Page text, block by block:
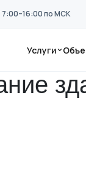
по МСК
Услуги